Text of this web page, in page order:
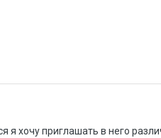
я хочу приглашать в него